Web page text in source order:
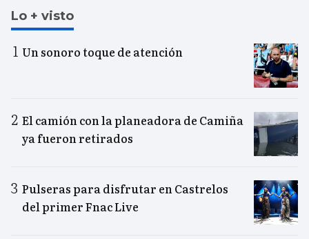
Lo + visto
Un sonoro toque de atención
El camión con la planeadora de Camiña
ya fueron retirados
Pulseras para disfrutar en Castrelos
del primer Fnac Live